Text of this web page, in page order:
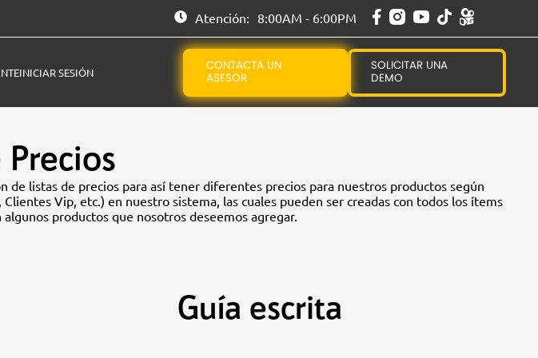
Atención: 8:00AM - 6:00PM
INICIAR SESIÓN CONTACTA UN
ASESOR
SOLICITAR UNA
DEMO
listas de precios para así tener diferentes precios para nuestros productos según
Vip, etc.) en nuestro sistema, las cuales pueden ser creadas con todos los ítems
productos que nosotros deseemos agregar.
Guía escrita